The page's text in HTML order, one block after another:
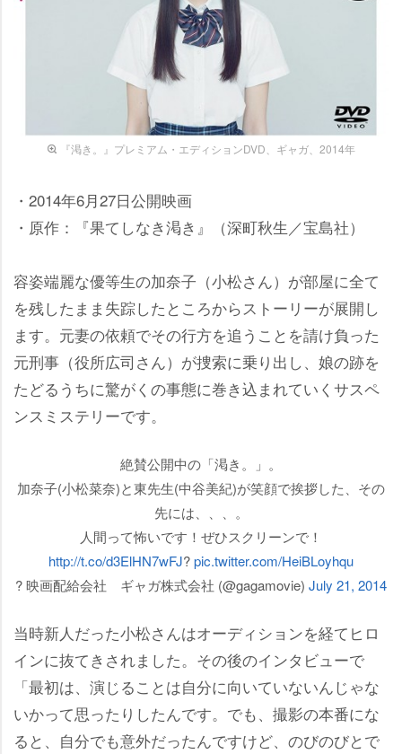
『渇き。』プレミアム・エディションDVD、ギャガ、2014年
・2014年6月27日公開映画
・原作：『果てしなき渇き』（深町秋生／宝島社）
容姿端麗な優等生の加奈子（小松さん）が部屋に全て
を残したまま失踪したところからストーリーが展開し
ます。元妻の依頼でその行方を追うことを請け負った
元刑事（役所広司さん）が捜索に乗り出し、娘の跡を
たどるうちに驚がくの事態に巻き込まれていくサスペ
ンスミステリーです。
絶賛公開中の「渇き。」。
加奈子(小松菜奈)と東先生(中谷美紀)が笑顔で挨拶した、その
先には、、、。
人間って怖いです！ぜひスクリーンで！
http://t.co/d3ElHN7wFJ?pic.twitter.com/HeiBLoyhqu
? 映画配給会社 ギャガ株式会社 (@gagamovie) July 21, 2014
当時新人だった小松さんはオーディションを経てヒロ
インに抜てきされました。その後のインタビューで
「最初は、演じることは自分に向いていないんじゃな
いかって思ったりしたんです。でも、撮影の本番にな
ると、自分でも意外だったんですけど、のびのびとで